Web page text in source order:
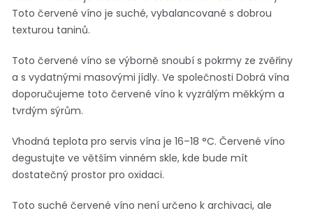
Toto červené víno je suché, vybalancované s dobrou
texturou taninů.
Toto červené víno se výborně snoubí s pokrmy ze zvěřiny
a s vydatnými masovými jídly. Ve společnosti Dobrá vína
doporučujeme toto červené víno k vyzrálým měkkým a
tvrdým sýrům.
Vhodná teplota pro servis vína je 16–18 °C. Červené víno
degustujte ve větším vinném skle, kde bude mít
dostatečný prostor pro oxidaci.
Toto suché červené víno není určeno k archivaci, ale